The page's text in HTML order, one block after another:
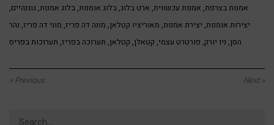
אמנות בצרפת, אמנות עכשווית, ארט בלוג, בלוג אומנות, בלוג אמנות, גוגנהיים,
יצירות אומנות, יצירת אמנות, מאוריציו קטלאן, מונה דה פריז, מוני דה פריז, נהר
הסן, ניו יורק, פורטרט עצמי, קטאלן, קטלאן, תערוכה בפריז, תערוכות בפריס
« Previous Next »
Search